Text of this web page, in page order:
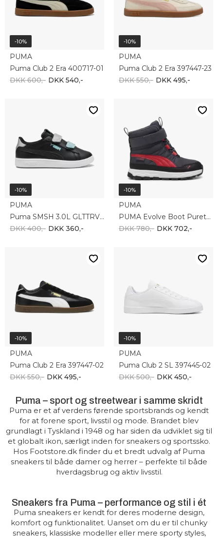
-10%
PUMA
Puma Club 2 Era 400717-01
DKK 600,- DKK 540,-
-10%
PUMA
Puma Club 2 Era 397447-23
DKK 550,- DKK 495,-
-10%
PUMA
Puma SMSH 3.0L GLTTRVLCR 395609-05
DKK 400,- DKK 360,-
-10%
PUMA
PUMA Evolve Boot Puretex AC 392649-05
DKK 780,- DKK 702,-
-10%
PUMA
Puma Club 2 Era 397447-02
DKK 550,- DKK 495,-
-10%
PUMA
Puma Club 2 SL 397445-02
DKK 500,- DKK 450,-
Puma – sport og streetwear i samme skridt
Puma er et af verdens førende sportsbrands og kendt
for at forene sport, livsstil og mode. Brandet blev
grundlagt i Tyskland i 1948 og har siden da udviklet sig til
et globalt ikon, særligt inden for sneakers og sportssko.
Hos Footstore.dk finder du et bredt udvalg af Puma
sneakers til både damer og herrer – perfekte til både
hverdagsbrug og aktiv livsstil.
Sneakers fra Puma – performance og stil i ét
Puma sneakers er kendt for deres moderne design,
komfort og funktionalitet. Uanset om du er til chunky
sneakers, klassiske modeller eller mere sporty styles,